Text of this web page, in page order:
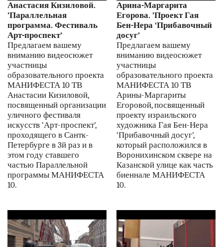
Анастасия Кизиловой.
’Параллельная
программа. Фестиваль
Арт-проспект’
Предлагаем вашему
вниманию видеосюжет
участницы
образовательного проекта
МАНИФЕСТА 10 ТВ
Анастасии Кизиловой,
посвященный организации
уличного фестиваля
искусств ‘Арт-проспект’,
проходящего в Сантк-
Петербурге в 3й раз и в
этом году ставшего
частью Параллельной
программы МАНИФЕСТА
10.
Арина-Маргарита
Егорова. ’Проект Гая
Бен-Нера ‘Прибавочный
досуг’
Предлагаем вашему
вниманию видеосюжет
участницы
образовательного проекта
МАНИФЕСТА 10 ТВ
Арины-Маргариты
Егоровой, посвященный
проекту израильского
художника Гая Бен-Нера
‘Прибавочный досуг’,
который расположился в
Воронихинском сквере на
Казанской улице как часть
биеннале МАНИФЕСТА
10.